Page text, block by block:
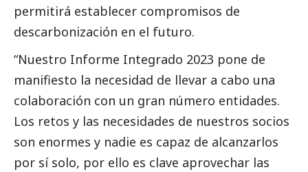
permitirá establecer compromisos de
descarbonización en el futuro.
“Nuestro Informe Integrado 2023 pone de
manifiesto la necesidad de llevar a cabo una
colaboración con un gran número entidades.
Los retos y las necesidades de nuestros socios
son enormes y nadie es capaz de alcanzarlos
por sí solo, por ello es clave aprovechar las